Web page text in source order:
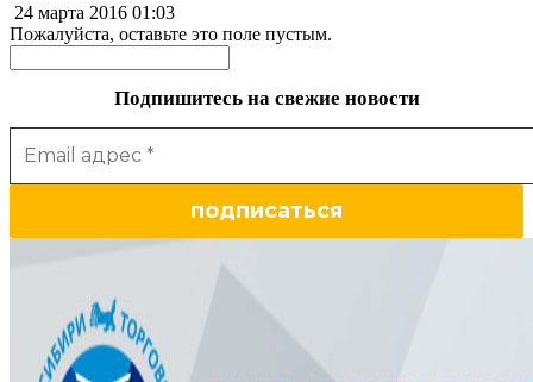
24 марта 2016 01:03
Пожалуйста, оставьте это поле пустым.
Подпишитесь на свежие новости